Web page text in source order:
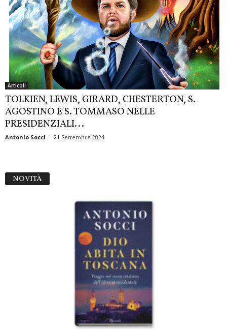
Articoli
TOLKIEN, LEWIS, GIRARD, CHESTERTON, S.
AGOSTINO E S. TOMMASO NELLE
PRESIDENZIALI...
Antonio Socci - 21 Settembre 2024
NOVITÀ